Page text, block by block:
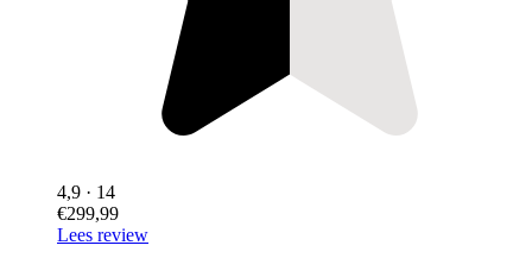
4,9 · 14
€299,99
Lees review